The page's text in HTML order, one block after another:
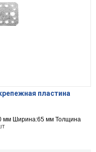
пластина
мм Ширина:65 мм Толщина